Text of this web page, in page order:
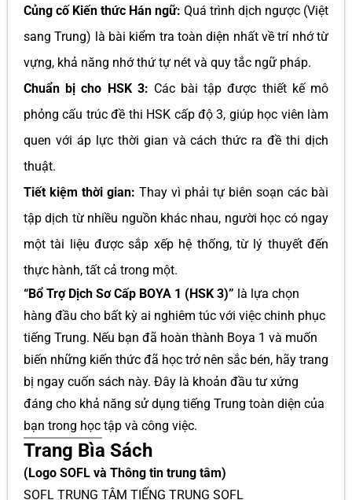
Củng cố Kiến thức Hán ngữ: Quá trình dịch ngược (Việt
sang Trung) là bài kiểm tra toàn diện nhất về trí nhớ từ
vựng, khả năng nhớ thứ tự nét và quy tắc ngữ pháp.
Chuẩn bị cho HSK 3: Các bài tập được thiết kế mô
phỏng cấu trúc đề thi HSK cấp độ 3, giúp học viên làm
quen với áp lực thời gian và cách thức ra đề thi dịch
thuật.
Tiết kiệm thời gian: Thay vì phải tự biên soạn các bài
tập dịch từ nhiều nguồn khác nhau, người học có ngay
một tài liệu được sắp xếp hệ thống, từ lý thuyết đến
thực hành, tất cả trong một.
“Bổ Trợ Dịch Sơ Cấp BOYA 1 (HSK 3)” là lựa chọn
hàng đầu cho bất kỳ ai nghiêm túc với việc chinh phục
tiếng Trung. Nếu bạn đã hoàn thành Boya 1 và muốn
biến những kiến thức đã học trở nên sắc bén, hãy trang
bị ngay cuốn sách này. Đây là khoản đầu tư xứng
đáng cho khả năng sử dụng tiếng Trung toàn diện của
bạn trong học tập và công việc.
Trang Bìa Sách
(Logo SOFL và Thông tin trung tâm)
SOFL TRUNG TÂM TIẾNG TRUNG SOFL